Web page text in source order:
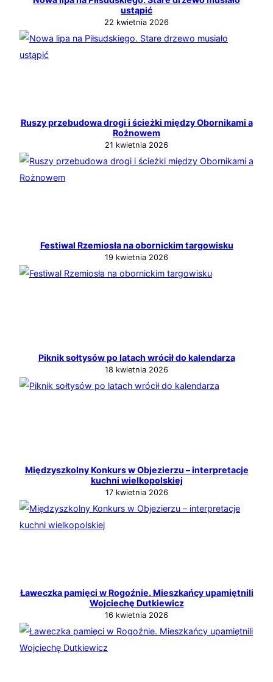
ustąpić
22 kwietnia 2026
Ruszy przebudowa drogi i ścieżki między Obornikami a
Rożnowem
21 kwietnia 2026
Festiwal Rzemiosła na obornickim targowisku
19 kwietnia 2026
Piknik sołtysów po latach wrócił do kalendarza
18 kwietnia 2026
Międzyszkolny Konkurs w Objezierzu – interpretacje
kuchni wielkopolskiej
17 kwietnia 2026
Ławeczka pamięci w Rogoźnie. Mieszkańcy upamiętnili
Wojciechę Dutkiewicz
16 kwietnia 2026